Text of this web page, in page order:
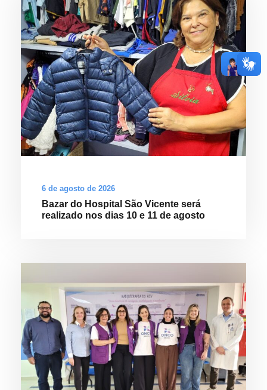
6 de agosto de 2026
Bazar do Hospital São Vicente será
realizado nos dias 10 e 11 de agosto